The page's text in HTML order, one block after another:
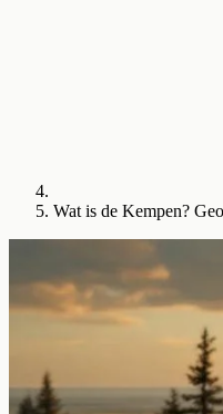
Wat is de Kempen?